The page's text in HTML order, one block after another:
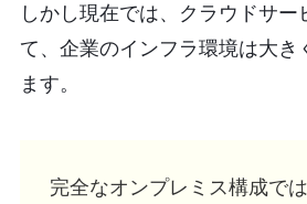
しかし現在では、クラウドサー
て、企業のインフラ環境は大き
ます。
完全なオンプレミス構成で